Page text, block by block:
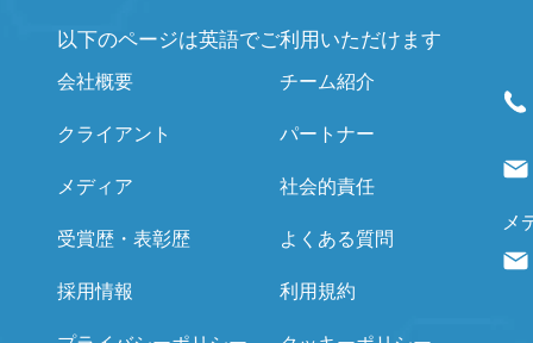
以下のページは英語でご利用いただけます
会社概要 チーム紹介
クライアント パートナー
メディア 社会的責任
受賞歴・表彰歴 よくある質問
採用情報 利用規約
メ